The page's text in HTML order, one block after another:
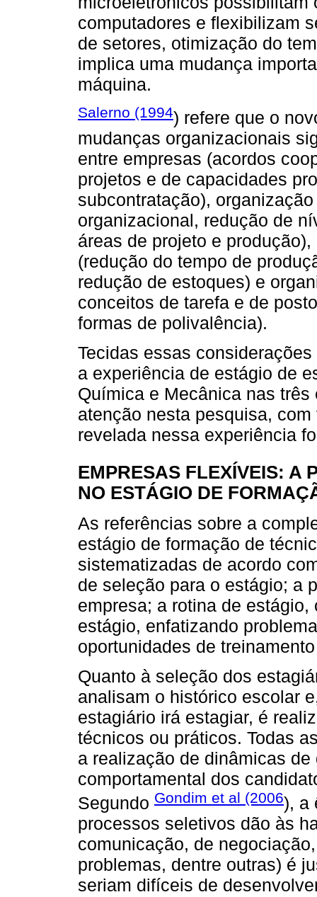
computadores e flexibilizam
de setores, otimização do
implica uma mudança
máquina.
Salerno (1994) refere que o
mudanças organizacionais
entre empresas (acordos
projetos e de capacidades
subcontratação),
organizacional, redução de
áreas de projeto e
(redução do tempo de
redução de estoques) e
conceitos de tarefa e de
formas de polivalência).
Tecidas essas
a experiência de estágio de
Química e Mecânica nas
atenção nesta pesquisa,
revelada nessa experiência
EMPRESAS FLEXÍVEIS: A
NO ESTÁGIO DE
As referências sobre a
estágio de formação de
sistematizadas de acordo
de seleção para o estágio; a
empresa; a rotina de
estágio, enfatizando
oportunidades de
Quanto à seleção dos
analisam o histórico escolar
estagiário irá estagiar, é
técnicos ou práticos. Todas
a realização de dinâmicas
comportamental dos
Segundo Gondim et al (2006), a
processos seletivos dão às
comunicação, de
problemas, dentre outras) é
seriam difíceis de